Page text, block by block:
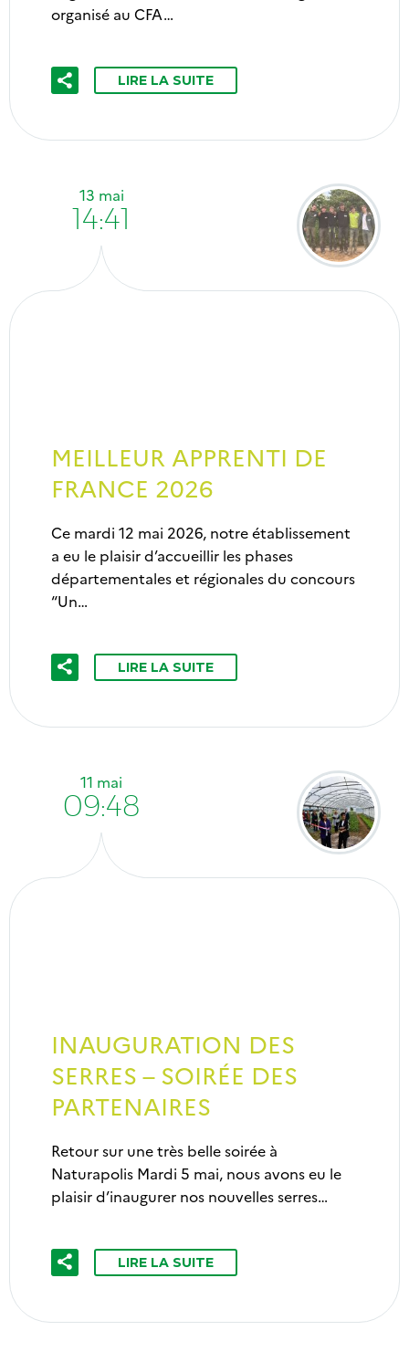
organisé au CFA…
LIRE LA SUITE
13 mai
14:41
MEILLEUR APPRENTI DE
FRANCE 2026
Ce mardi 12 mai 2026, notre établissement
a eu le plaisir d’accueillir les phases
départementales et régionales du concours
“Un…
LIRE LA SUITE
11 mai
09:48
INAUGURATION DES
SERRES – SOIRÉE DES
PARTENAIRES
Retour sur une très belle soirée à
Naturapolis Mardi 5 mai, nous avons eu le
plaisir d’inaugurer nos nouvelles serres…
LIRE LA SUITE